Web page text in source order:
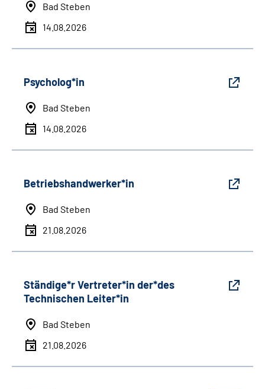
Bad Steben
14.08.2026
Psycholog*in
Bad Steben
14.08.2026
Betriebshandwerker*in
Bad Steben
21.08.2026
Ständige*r Vertreter*in der*des
Technischen Leiter*in
Bad Steben
21.08.2026